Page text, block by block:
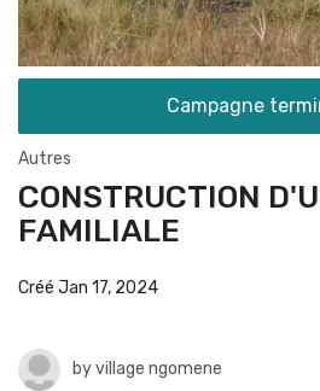
Campagne
Autres
CONSTRUCTION
FAMILIALE
Créé Jan 17, 2024
byvillage ngomene